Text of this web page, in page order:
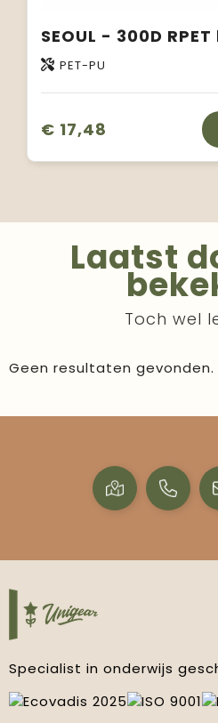
PET-PU
€ 17,48
Laatst
Toch wel
Geen resultaten gevonden.
Specialist in onderwijs